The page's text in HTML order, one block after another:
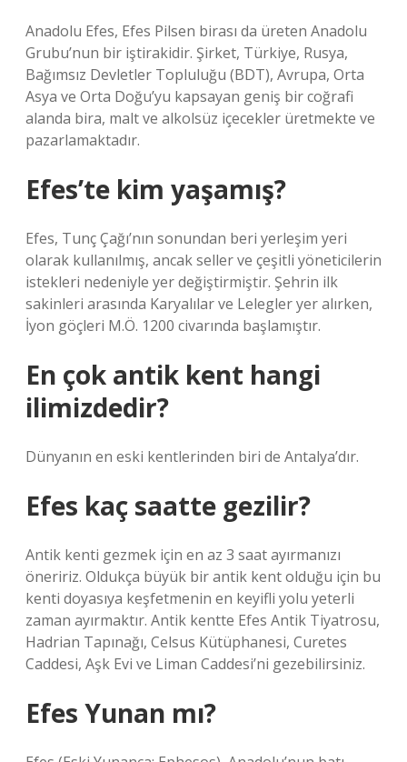
Anadolu Efes, Efes Pilsen birası da üreten Anadolu
Grubu’nun bir iştirakidir. Şirket, Türkiye, Rusya,
Bağımsız Devletler Topluluğu (BDT), Avrupa, Orta
Asya ve Orta Doğu’yu kapsayan geniş bir coğrafi
alanda bira, malt ve alkolsüz içecekler üretmekte ve
pazarlamaktadır.
Efes’te kim yaşamış?
Efes, Tunç Çağı’nın sonundan beri yerleşim yeri
olarak kullanılmış, ancak seller ve çeşitli yöneticilerin
istekleri nedeniyle yer değiştirmiştir. Şehrin ilk
sakinleri arasında Karyalılar ve Lelegler yer alırken,
İyon göçleri M.Ö. 1200 civarında başlamıştır.
En çok antik kent hangi
ilimizdedir?
Dünyanın en eski kentlerinden biri de Antalya’dır.
Efes kaç saatte gezilir?
Antik kenti gezmek için en az 3 saat ayırmanızı
öneririz. Oldukça büyük bir antik kent olduğu için bu
kenti doyasıya keşfetmenin en keyifli yolu yeterli
zaman ayırmaktır. Antik kentte Efes Antik Tiyatrosu,
Hadrian Tapınağı, Celsus Kütüphanesi, Curetes
Caddesi, Aşk Evi ve Liman Caddesi’ni gezebilirsiniz.
Efes Yunan mı?